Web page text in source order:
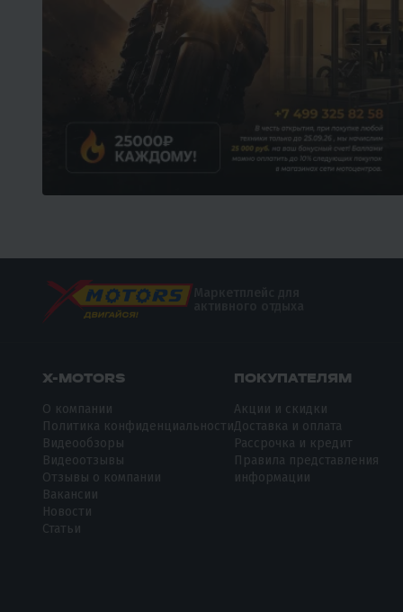
X-MOTORS
О компании
Политика конфиденциальности
Видеообзоры
Видеоотзывы
Отзывы о компании
Вакансии
Новости
Статьи
ПОКУПАТЕЛЯМ
Акции и скидки
Доставка и оплата
Рассрочка и кредит
Правила представления
информации